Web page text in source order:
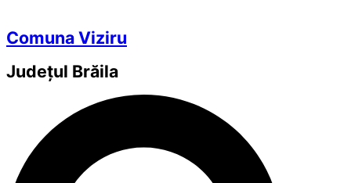
Comuna Viziru
Județul Brăila